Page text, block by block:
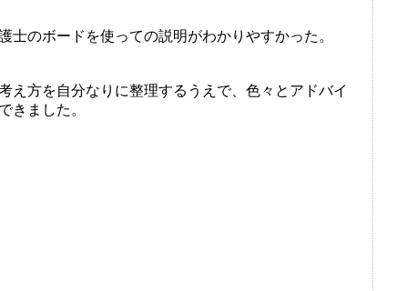
のボードを使っての説明がわかりやすかった。
え方を自分なりに整理するうえで、色々とアドバイ
きました。